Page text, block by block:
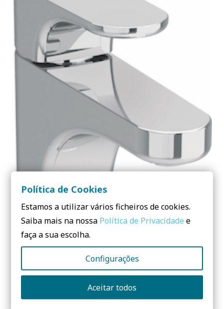
ORBIS
Política de Cookies
Estamos a utilizar vários ficheiros de cookies.
Saiba mais na nossa Política de Privacidade e
faça a sua escolha.
Configurações
Aceitar todos